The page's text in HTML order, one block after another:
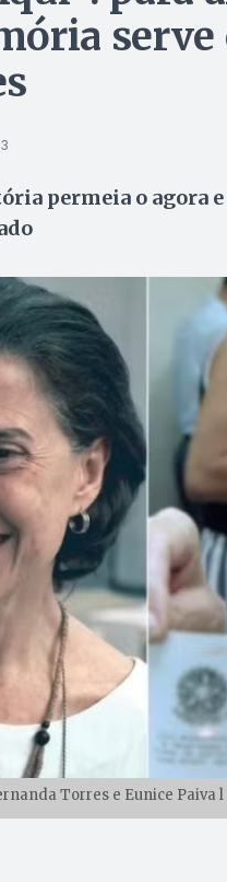
permeia o agora
Torres e Eunice Paiva